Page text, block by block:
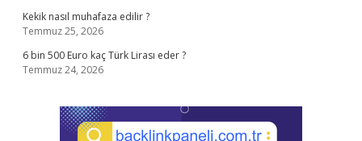
Kekik nasıl muhafaza edilir ?
Temmuz 25, 2026
6 bin 500 Euro kaç Türk Lirası eder ?
Temmuz 24, 2026